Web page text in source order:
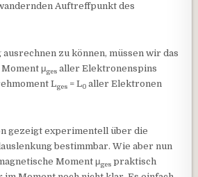
Auftreffpunkt des
zu können, müssen wir das
μges aller Elektronenspins
Lges = L0 aller Elektronen
gezeigt experimentell über die
bestimmbar. Wie aber nun
Moment μges praktisch